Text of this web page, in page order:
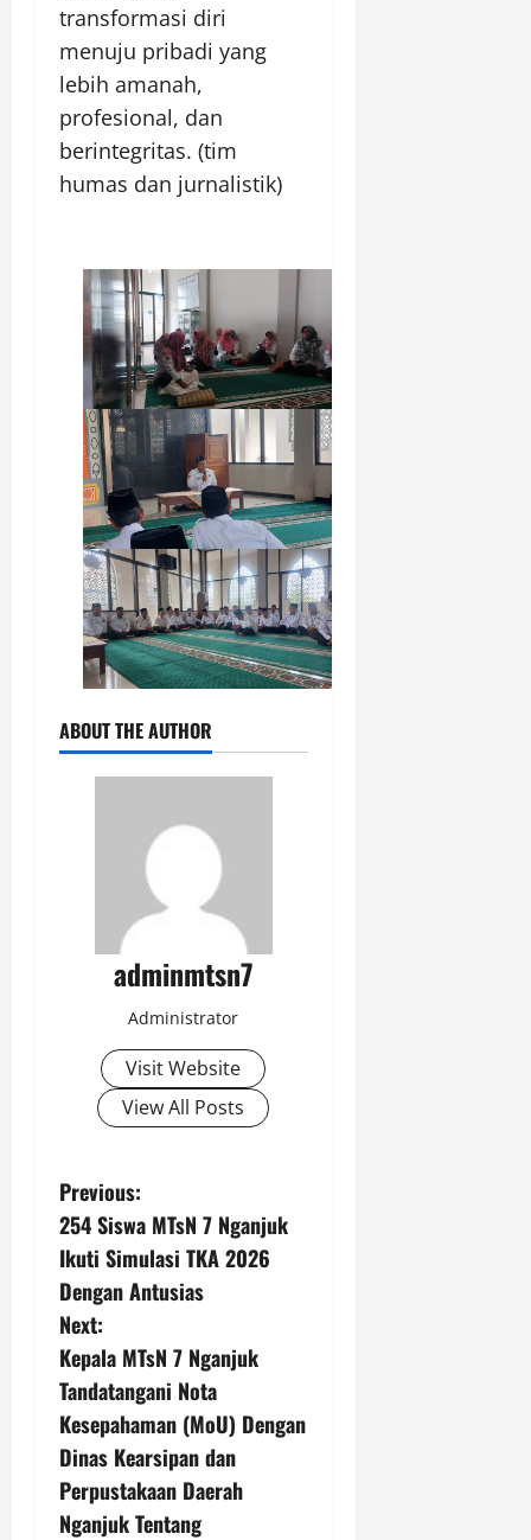
transformasi diri
menuju pribadi yang
lebih amanah,
profesional, dan
berintegritas. (tim
humas dan jurnalistik)
ABOUT THE AUTHOR
adminmtsn7
Administrator
Visit Website
View All Posts
P
o
s
t
n
a
v
Previous:
254 Siswa MTsN 7 Nganjuk
Ikuti Simulasi TKA 2026
Dengan Antusias
Next:
Kepala MTsN 7 Nganjuk
Tandatangani Nota
Kesepahaman (MoU) Dengan
Dinas Kearsipan dan
Perpustakaan Daerah
Nganjuk Tentang